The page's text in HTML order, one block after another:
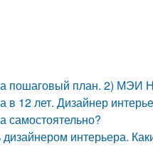
пошаговый план. 2) МЭИ
в 12 лет. Дизайнер
самостоятельно?
дизайнером интерьера.